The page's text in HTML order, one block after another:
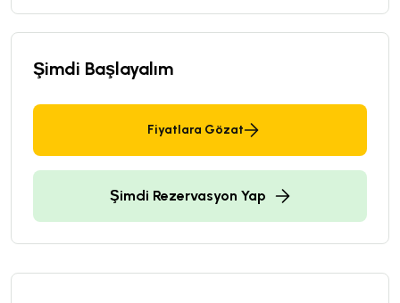
Şimdi Başlayalım
Fiyatlara Gözat
Şimdi Rezervasyon Yap